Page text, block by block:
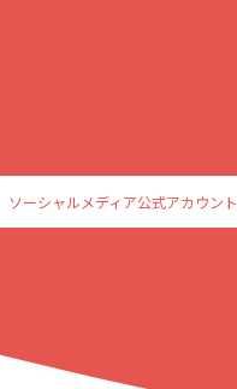
ソーシャルメディア公式アカウント